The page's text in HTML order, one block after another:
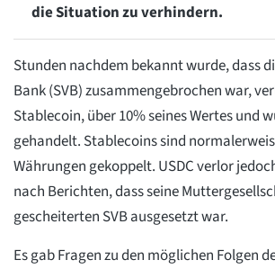
die Situation zu verhindern.
Stunden nachdem bekannt wurde, dass
Bank (SVB) zusammengebrochen war,
Stablecoin, über 10% seines Wertes und
gehandelt. Stablecoins sind
Währungen gekoppelt. USDC verlor
nach Berichten, dass seine
gescheiterten SVB ausgesetzt war.
Es gab Fragen zu den möglichen Folgen